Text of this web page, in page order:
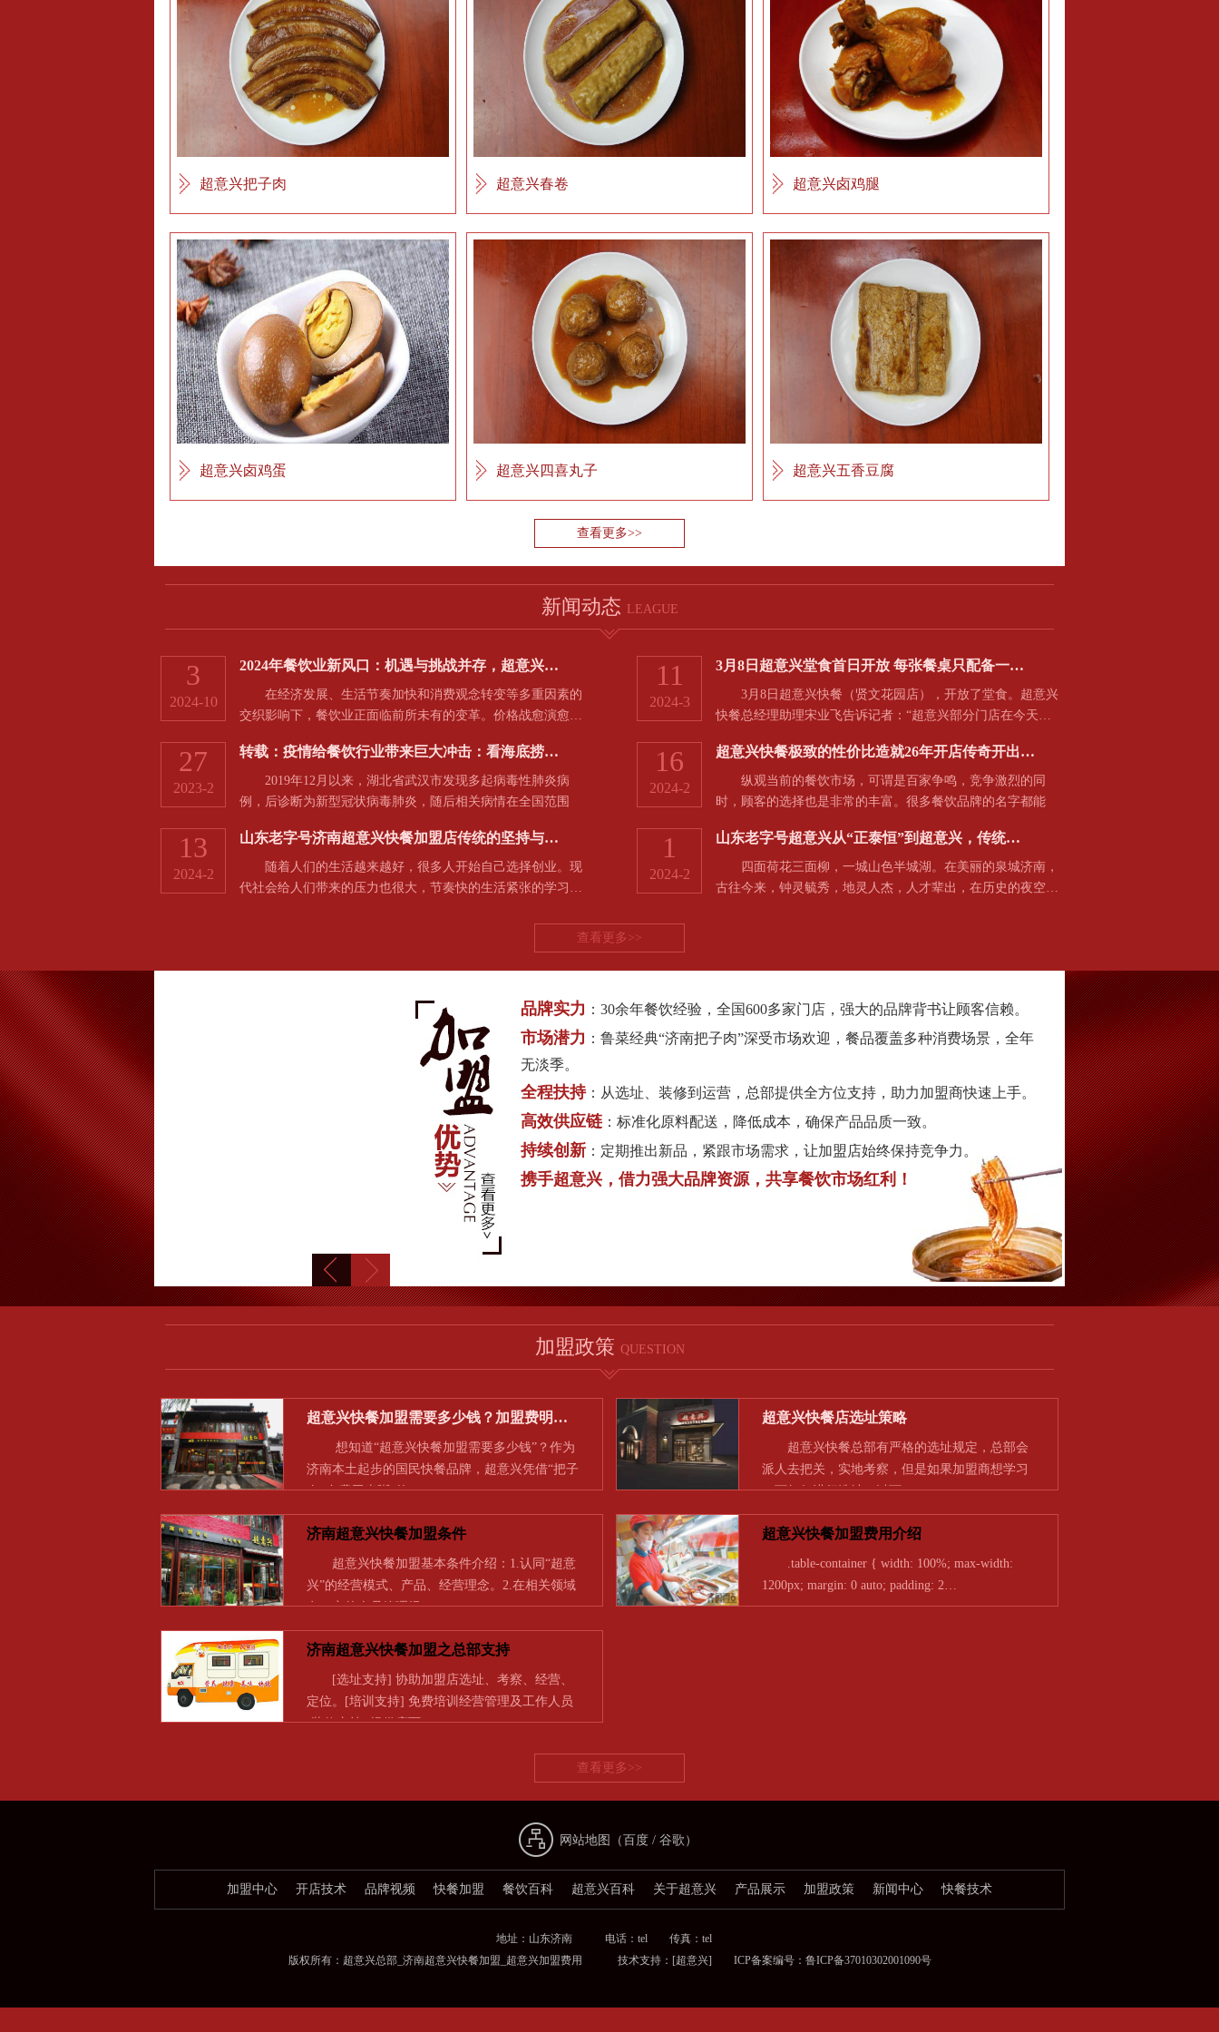
超意兴把子肉 超意兴春卷 超意兴卤鸡腿
超意兴卤鸡蛋 超意兴四喜丸子 超意兴五香豆腐
查看更多>>
新闻动态 LEAGUE
3
2024-10
2024年餐饮业新风口：机遇与挑战并存，超意兴…
在经济发展、生活节奏加快和消费观念转变等多重因素的
交织影响下，餐饮业正面临前所未有的变革。价格战愈演愈…
11
2024-3
3月8日超意兴堂食首日开放 每张餐桌只配备一…
3月8日超意兴快餐（贤文花园店），开放了堂食。超意兴
快餐总经理助理宋业飞告诉记者：“超意兴部分门店在今天…
27
2023-2
转载：疫情给餐饮行业带来巨大冲击：看海底捞…
2019年12月以来，湖北省武汉市发现多起病毒性肺炎病
例，后诊断为新型冠状病毒肺炎，随后相关病情在全国范围
16
2024-2
超意兴快餐极致的性价比造就26年开店传奇开出…
纵观当前的餐饮市场，可谓是百家争鸣，竞争激烈的同
时，顾客的选择也是非常的丰富。很多餐饮品牌的名字都能
13
2024-2
山东老字号济南超意兴快餐加盟店传统的坚持与…
随着人们的生活越来越好，很多人开始自己选择创业。现
代社会给人们带来的压力也很大，节奏快的生活紧张的学习…
1
2024-2
山东老字号超意兴从“正泰恒”到超意兴，传统…
四面荷花三面柳，一城山色半城湖。在美丽的泉城济南，
古往今来，钟灵毓秀，地灵人杰，人才辈出，在历史的夜空…
查看更多>>
品牌实力 ：30余年餐饮经验，全国600多家门店，强大的品牌背书让顾客信赖。
市场潜力 ：鲁菜经典“济南把子肉”深受市场欢迎，餐品覆盖多种消费场景，全年
无淡季。
全程扶持：从选址、装修到运营，总部提供全方位支持，助力加盟商快速上手。
高效供应链 ：标准化原料配送，降低成本，确保产品品质一致。
持续创新 ：定期推出新品，紧跟市场需求，让加盟店始终保持竞争力。
携手超意兴，借力强大品牌资源，共享餐饮市场红利！
加盟政策 QUESTION
超意兴快餐加盟需要多少钱？加盟费明…
想知道“超意兴快餐加盟需要多少钱”？作为
济南本土起步的国民快餐品牌，超意兴凭借“把子
肉+免费玉米粥”的…
超意兴快餐店选址策略
超意兴快餐总部有严格的选址规定，总部会
派人去把关，实地考察，但是如果加盟商想学习
一下如何进行选址，以下…
济南超意兴快餐加盟条件
超意兴快餐加盟基本条件介绍：1.认同“超意
兴”的经营模式、产品、经营理念。2.在相关领域
有一定的人员管理经…
超意兴快餐加盟费用介绍
.table-container { width: 100%; max-width:
1200px; margin: 0 auto; padding: 2…
济南超意兴快餐加盟之总部支持
[选址支持] 协助加盟店选址、考察、经营、
定位。[培训支持] 免费培训经营管理及工作人员
[装修支持] 提供店面…
查看更多>>
网站地图（ 百度 / 谷歌 ）
加盟中心 开店技术 品牌视频 快餐加盟 餐饮百科 超意兴百科 关于超意兴 产品展示 加盟政策 新闻中心 快餐技术
地址：山东济南 电话：tel 传真：tel
版权所有：超意兴总部_济南超意兴快餐加盟_超意兴加盟费用 技术支持： [超意兴] ICP备案编号：鲁ICP备37010302001090号